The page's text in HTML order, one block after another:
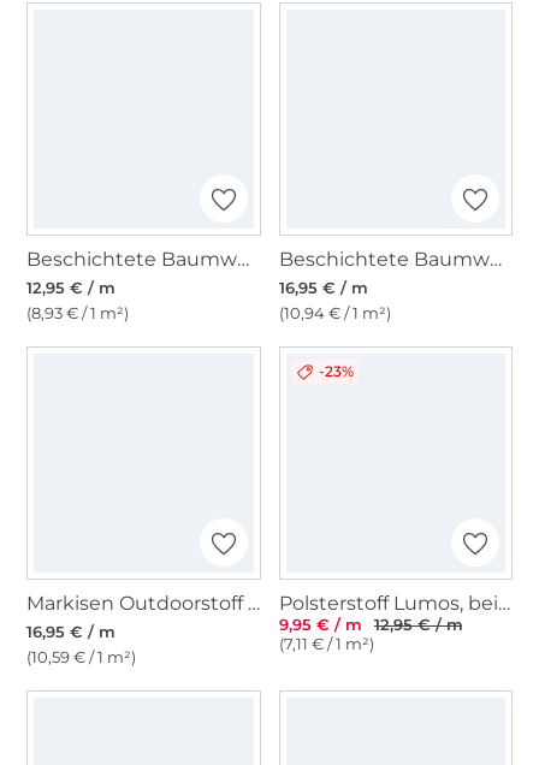
Beschichtete Baumwolle Punkte, jeansblau
12,95 € / m
(8,93 € / 1 m²)
Beschichtete Baumwolle Flowers, wollweiss
16,95 € / m
(10,94 € / 1 m²)
Markisen Outdoorstoff blau, weiss 160 cm
16,95 € / m
(10,59 € / 1 m²)
-23%
Polsterstoff Lumos, beige
9,95 € / m
12,95 € / m
(7,11 € / 1 m²)